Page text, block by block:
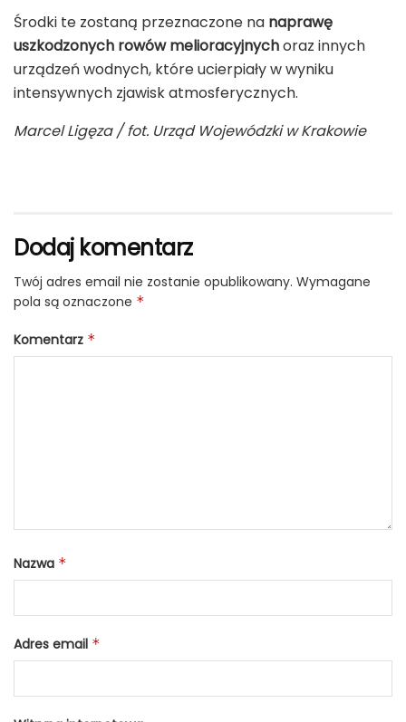
Środki te zostaną przeznaczone na naprawę
uszkodzonych rowów melioracyjnychoraz innych
urządzeń wodnych, które ucierpiały w wyniku
intensywnych zjawisk atmosferycznych.
Marcel Ligęza / fot. Urząd Wojewódzki w Krakowie
Dodaj komentarz
Twój adres email nie zostanie opublikowany. Wymagane
pola są oznaczone *
Komentarz *
Nazwa *
Adres email *